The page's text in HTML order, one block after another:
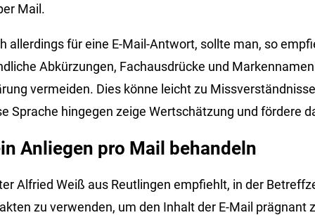
Mail.
allerdings für eine E-Mail-Antwort, sollte man, so
Abkürzungen, Fachausdrücke und
vermeiden. Dies könne leicht zu
Sprache hingegen zeige Wertschätzung und fördere
Anliegen pro Mail behandeln
Alfried Weiß aus Reutlingen empfiehlt, in der
zu verwenden, um den Inhalt der E-Mail prägnant